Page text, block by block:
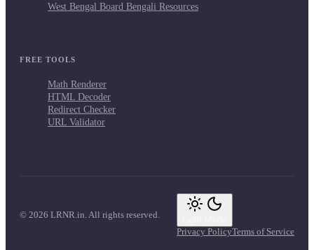
West Bengal Board Bengali Resources
FREE TOOLS
Math Renderer
HTML Decoder
Redirect Checker
URL Validator
© 2026 LRNR.in. All rights reserved.
Privacy PolicyTerms of Service